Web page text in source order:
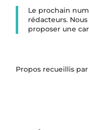
Le prochain
rédacteurs.
proposer une
Propos recueillis